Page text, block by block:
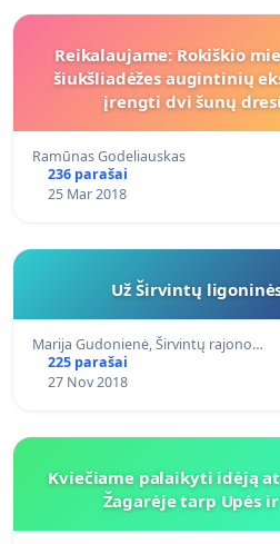
Reikalaujame: Rokiškio
šiukšliadėžes augintinių
įrengti dvi šunų
Ramūnas Godeliauskas
236 parašai
25 Mar 2018
Už Širvintų
Marija Gudonienė, Širvintų rajono…
225 parašai
27 Nov 2018
Kviečiame palaikyti idėją
Žagarėje tarp Upės